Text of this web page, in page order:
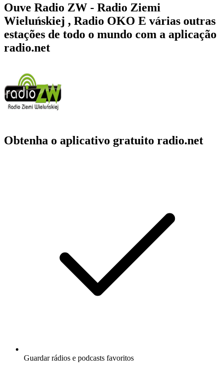
Ouve Radio ZW - Radio Ziemi
Wieluńskiej , Radio OKO E várias outras
estações de todo o mundo com a aplicação
radio.net
Obtenha o aplicativo gratuito radio.net
Guardar rádios e podcasts favoritos